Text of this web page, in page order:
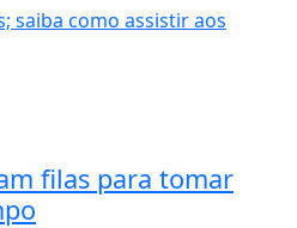
filas para tomar